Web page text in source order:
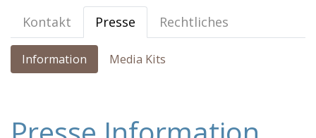
Kontakt
Presse Rechtliches
Information Media Kits